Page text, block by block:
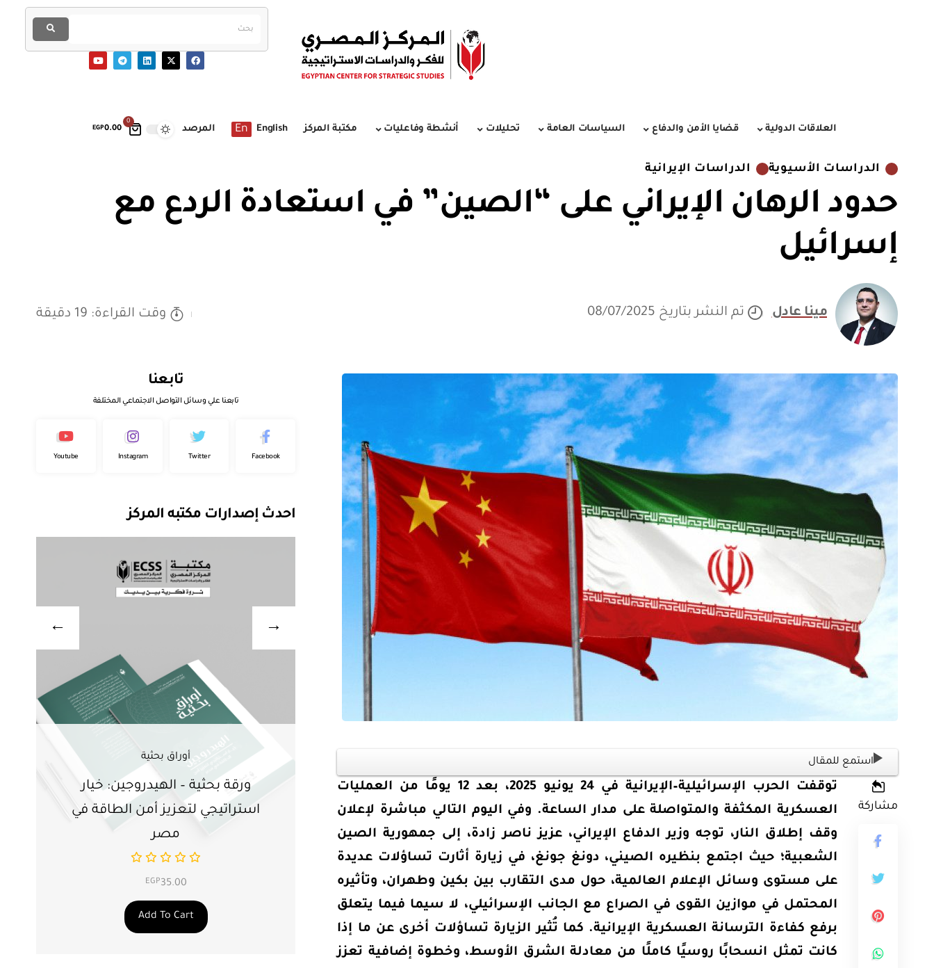
0
EGP0.00 العلاقات الدولية قضايا الأمن والدفاع السياسات العامة تحليلات أنشطة وفاعليات مكتبة المركز English
En المرصد
الدراسات الأسيوية الدراسات الإيرانية
حدود الرهان الإيراني على “الصين” في استعادة الردع مع
إسرائيل
مينا عادل تم النشر بتاريخ 08/07/2025 وقت القراءة: 19 دقيقة
استمع للمقال
مشاركة
توقفت الحرب الإسرائيلية–الإيرانية في 24 يونيو 2025، بعد 12 يومًا من العمليات
العسكرية المكثفة والمتواصلة على مدار الساعة. وفي اليوم التالي مباشرة لإعلان
وقف إطلاق النار، توجه وزير الدفاع الإيراني، عزيز ناصر زادة، إلى جمهورية الصين
الشعبية؛ حيث اجتمع بنظيره الصيني، دونغ جونغ، في زيارة أثارت تساؤلات عديدة
على مستوى وسائل الإعلام العالمية، حول مدى التقارب بين بكين وطهران، وتأثيره
المحتمل في موازين القوى في الصراع مع الجانب الإسرائيلي، لا سيما فيما يتعلق
برفع كفاءة الترسانة العسكرية الإيرانية. كما تُثير الزيارة تساؤلات أخرى عن ما إذا
كانت تمثل انسحابًا روسيًا كاملًا من معادلة الشرق الأوسط، وخطوة إضافية تعزز
تابعنا
تابعنا علي وسائل التواصل الاجتماعي المختلفة
Facebook
Twitter
Instagram
Youtube
احدث إصدارات مكتبه المركز
أوراق بحثية
ورقة بحثية – الهيدروجين: خيار
استراتيجي لتعزيز أمن الطاقة في
مصر
EGP35.00
Add To Cart
ورقة بحثية - أمن الطاقة المصري:
الغاز والنفط خارطة الموارد
وسياسات التعزيز
EGP35.00
Add To Cart
أوراق بحثية
ورقة بحثية – الطاقة المتجددة وتعزيز
أمن الطاقة المصري
EGP35.00
Add To Cart
على مستقبل
العالمية